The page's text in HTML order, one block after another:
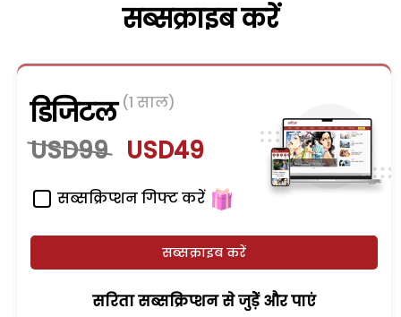
सब्सक्राइब करें
डिजिटल (1 साल)
USD99 USD49
सब्सक्रिप्शन गिफ्ट करें
सब्सक्राइब करें
सरिता सब्सक्रिप्शन से जुड़ेें और पाएं